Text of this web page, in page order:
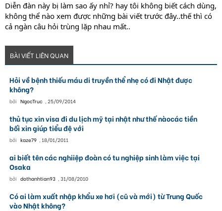
Diễn đàn này bị làm sao ấy nhỉ? hay tôi không biết cách dùng,
không thể nào xem được những bài viết trước đây..thế thì có
cả ngàn câu hỏi trùng lặp nhau mất..
BÀI VIẾT LIÊN QUAN
Hỏi về bệnh thiếu máu di truyền thể nhẹ có đi Nhật được
không?
bởi NgocTruc , 25/09/2014
thủ tục xin visa đi du lịch mỹ tại nhật như thế nàocác tiền
bối xin giúp tiểu đệ với
bởi kaze79 , 18/01/2011
ai biết tên các nghiiệp đoàn có tu nghiệp sinh làm việc tại
Osaka
bởi dothanhtian93 , 31/08/2010
Có ai làm xuất nhập khẩu xe hơi (cũ và mới) từ Trung Quốc
vào Nhật không?